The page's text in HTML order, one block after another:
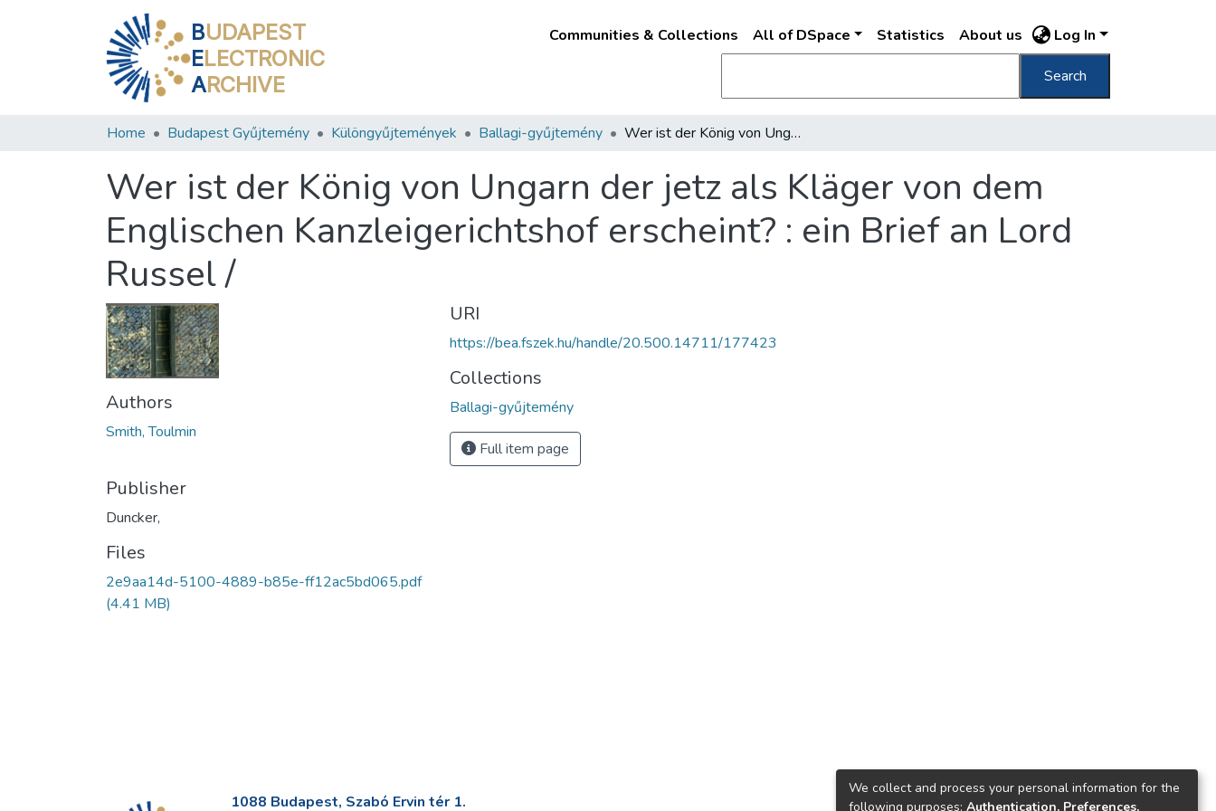
BUDAPEST
ELECTRONIC
ARCHIVE
Communities & Collections All of DSpace Statistics About us Log In
Search
Home Budapest Gyűjtemény Különgyűjtemények Ballagi-gyűjtemény Wer ist der König von Ungarn der jetz als Kläger von dem Englischen Kanzleigerichtshof erscheint? : ein Brief an Lord Russel /
Wer ist der König von Ungarn der jetz als Kläger von dem
Englischen Kanzleigerichtshof erscheint? : ein Brief an Lord
Russel /
Authors
Smith, Toulmin
Publisher
Duncker,
Files
2e9aa14d-5100-4889-b85e-ff12ac5bd065.pdf
(4.41 MB)
URI
https://bea.fszek.hu/handle/20.500.14711/177423
Collections
Ballagi-gyűjtemény
Full item page
1088 Budapest, Szabó Ervin tér 1.
We collect and process your personal information for the
following purposes: Authentication, Preferences,